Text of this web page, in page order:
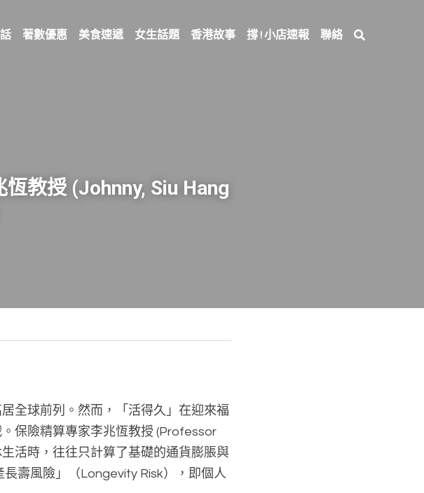
著數優惠 美食速遞 女生話題 香港故事 撐 ! 小店速報 聯絡
恆教授 (Johnny, Siu Hang
全球前列。然而，「活得久」在迎來福
保險精算專家李兆恆教授 (Professor
活時，往往只計算了基礎的通貨膨脹與
壽風險」（Longevity Risk），即個人